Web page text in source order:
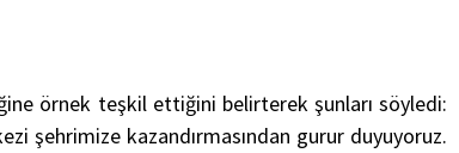
örnek teşkil ettiğini belirterek şunları söyledi:
şehrimize kazandırmasından gurur duyuyoruz.